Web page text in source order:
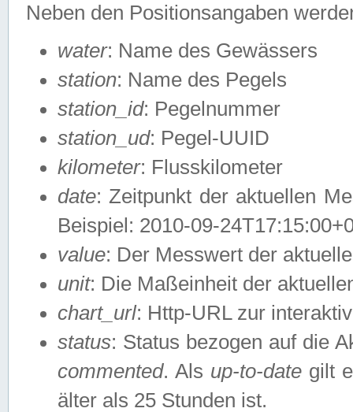
Neben den Positionsangaben
water: Name des Gewässers
station: Name des Pegels
station_id: Pegelnummer
station_ud: Pegel-UUID
kilometer: Flusskilometer
date: Zeitpunkt der aktuellen
Beispiel: 2010-09-
value: Der Messwert der
unit: Die Maßeinheit der
chart_url: Http-URL zur
status: Status bezogen auf die
commented. Als up-to-date gilt
älter als 25 Stunden ist.